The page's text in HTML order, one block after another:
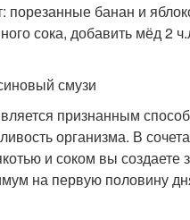
порезанные банан и
сока, добавить мёд 2
смузи
признанным
организма. В
и соком вы создаете
на первую половину